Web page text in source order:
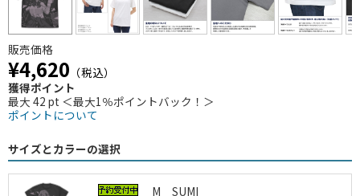
販売価格
¥4,620 （税込）
獲得ポイント
最大 42 pt ＜最大1％ポイントバック！＞
ポイントについて
サイズとカラーの選択
M SUMI